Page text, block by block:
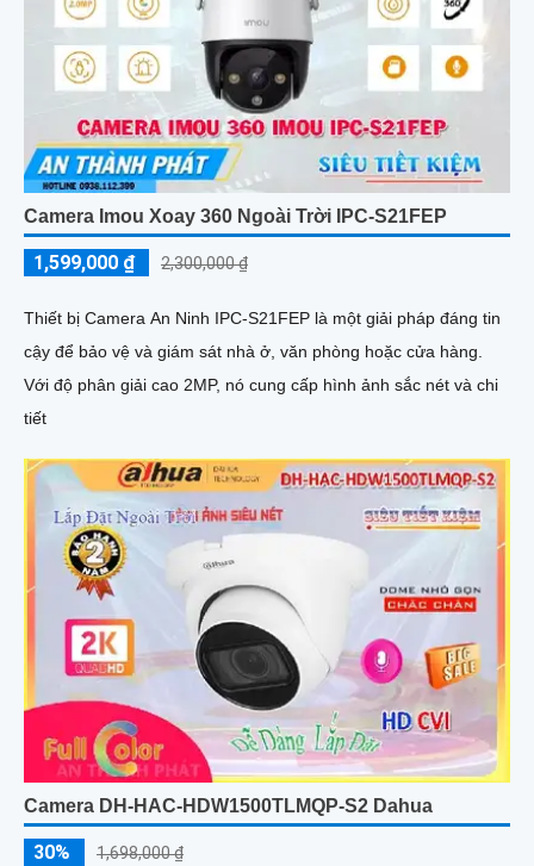
Camera Imou Xoay 360 Ngoài Trời IPC-S21FEP
1,599,000 ₫ 2,300,000 ₫
Thiết bị Camera An Ninh IPC-S21FEP là một giải pháp đáng tin
cậy để bảo vệ và giám sát nhà ở, văn phòng hoặc cửa hàng.
Với độ phân giải cao 2MP, nó cung cấp hình ảnh sắc nét và chi
tiết
Camera DH-HAC-HDW1500TLMQP-S2 Dahua
30% 1,698,000 ₫